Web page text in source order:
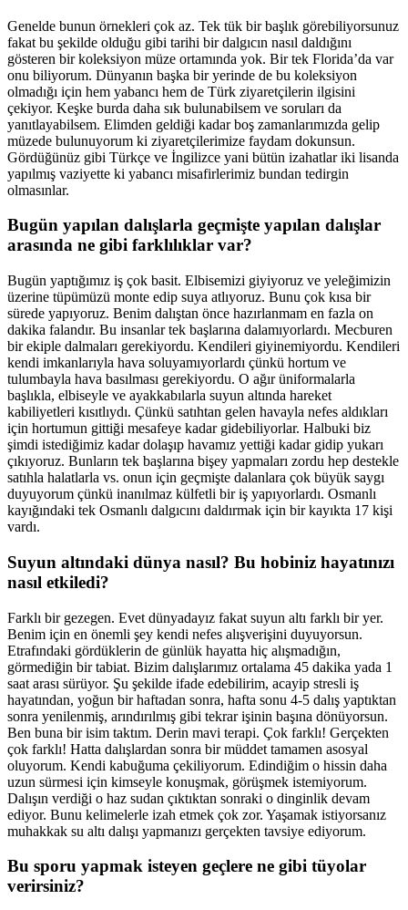
Genelde bunun örnekleri çok az. Tek tük bir başlık görebiliyorsunuz
fakat bu şekilde olduğu gibi tarihi bir dalgıcın nasıl daldığını
gösteren bir koleksiyon müze ortamında yok. Bir tek Florida’da var
onu biliyorum. Dünyanın başka bir yerinde de bu koleksiyon
olmadığı için hem yabancı hem de Türk ziyaretçilerin ilgisini
çekiyor. Keşke burda daha sık bulunabilsem ve soruları da
yanıtlayabilsem. Elimden geldiği kadar boş zamanlarımızda gelip
müzede bulunuyorum ki ziyaretçilerimize faydam dokunsun.
Gördüğünüz gibi Türkçe ve İngilizce yani bütün izahatlar iki lisanda
yapılmış vaziyette ki yabancı misafirlerimiz bundan tedirgin
olmasınlar.
Bugün yapılan dalışlarla geçmişte yapılan dalışlar
arasında ne gibi farklılıklar var?
Bugün yaptığımız iş çok basit. Elbisemizi giyiyoruz ve yeleğimizin
üzerine tüpümüzü monte edip suya atlıyoruz. Bunu çok kısa bir
sürede yapıyoruz. Benim dalıştan önce hazırlanmam en fazla on
dakika falandır. Bu insanlar tek başlarına dalamıyorlardı. Mecburen
bir ekiple dalmaları gerekiyordu. Kendileri giyinemiyordu. Kendileri
kendi imkanlarıyla hava soluyamıyorlardı çünkü hortum ve
tulumbayla hava basılması gerekiyordu. O ağır üniformalarla
başlıkla, elbiseyle ve ayakkabılarla suyun altında hareket
kabiliyetleri kısıtlıydı. Çünkü satıhtan gelen havayla nefes aldıkları
için hortumun gittiği mesafeye kadar gidebiliyorlar. Halbuki biz
şimdi istediğimiz kadar dolaşıp havamız yettiği kadar gidip yukarı
çıkıyoruz. Bunların tek başlarına bişey yapmaları zordu hep destekle
satıhla halatlarla vs. onun için geçmişte dalanlara çok büyük saygı
duyuyorum çünkü inanılmaz külfetli bir iş yapıyorlardı. Osmanlı
kayığındaki tek Osmanlı dalgıcını daldırmak için bir kayıkta 17 kişi
vardı.
Suyun altındaki dünya nasıl? Bu hobiniz hayatınızı
nasıl etkiledi?
Farklı bir gezegen. Evet dünyadayız fakat suyun altı farklı bir yer.
Benim için en önemli şey kendi nefes alışverişini duyuyorsun.
Etrafındaki gördüklerin de günlük hayatta hiç alışmadığın,
görmediğin bir tabiat. Bizim dalışlarımız ortalama 45 dakika yada 1
saat arası sürüyor. Şu şekilde ifade edebilirim, acayip stresli iş
hayatından, yoğun bir haftadan sonra, hafta sonu 4-5 dalış yaptıktan
sonra yenilenmiş, arındırılmış gibi tekrar işinin başına dönüyorsun.
Ben buna bir isim taktım. Derin mavi terapi. Çok farklı! Gerçekten
çok farklı! Hatta dalışlardan sonra bir müddet tamamen asosyal
oluyorum. Kendi kabuğuma çekiliyorum. Edindiğim o hissin daha
uzun sürmesi için kimseyle konuşmak, görüşmek istemiyorum.
Dalışın verdiği o haz sudan çıktıktan sonraki o dinginlik devam
ediyor. Bunu kelimelerle izah etmek çok zor. Yaşamak istiyorsanız
muhakkak su altı dalışı yapmanızı gerçekten tavsiye ediyorum.
Bu sporu yapmak isteyen geçlere ne gibi tüyolar
verirsiniz?